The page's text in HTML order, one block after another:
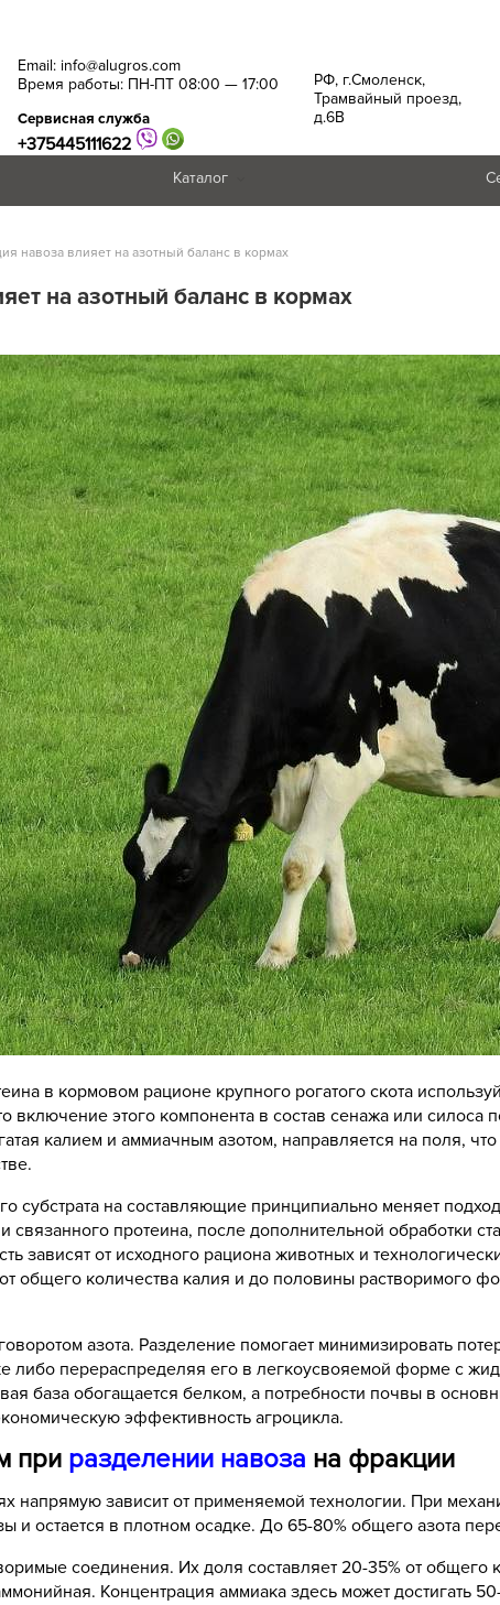
Email: info@alugros.com
Время работы: ПН-ПТ 08:00 — 17:00
Сервисная служба
+375445111622
РФ, г.Смоленск,
Трамвайный проезд,
д.6В
Каталог
навоза влияет на азотный баланс в кормах
на азотный баланс в кормах
в кормовом рационе крупного рогатого скота
включение этого компонента в состав сенажа или силоса
калием и аммиачным азотом, направляется на поля,
субстрата на составляющие принципиально меняет
связанного протеина, после дополнительной обработки
зависят от исходного рациона животных и
общего количества калия и до половины растворимого
азота. Разделение помогает минимизировать
либо перераспределяя его в легкоусвояемой форме с
база обогащается белком, а потребности почвы в
эффективность агроцикла.
при разделении навоза на фракции
напрямую зависит от применяемой технологии. При
и остается в плотном осадке. До 65-80% общего азота
соединения. Их доля составляет 20-35% от
Концентрация аммиака здесь может достигать